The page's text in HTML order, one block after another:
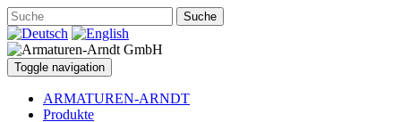
Suche
Toggle navigation
ARMATUREN-ARNDT
Produkte